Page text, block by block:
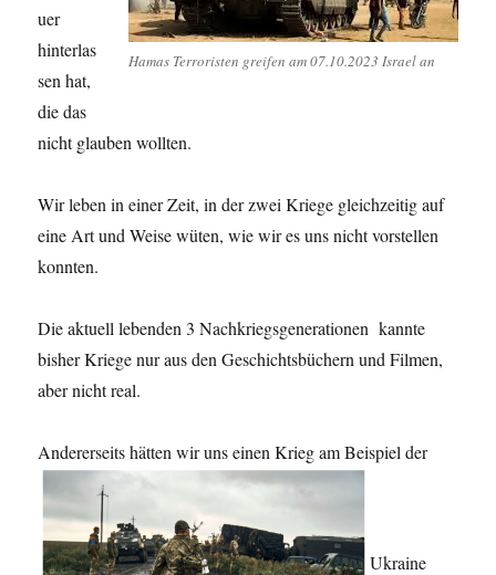
Hamas Terroristen greifen am 07.10.2023 Israel an
uer
hinterlas
sen hat,
die das
nicht glauben wollten.
Wir leben in einer Zeit, in der zwei Kriege gleichzeitig auf
eine Art und Weise wüten, wie wir es uns nicht vorstellen
konnten.
Die aktuell lebenden 3 Nachkriegsgenerationen kannte
bisher Kriege nur aus den Geschichtsbüchern und Filmen,
aber nicht real.
Andererseits hätten wir uns einen Krieg am Beispiel der
Ukraine